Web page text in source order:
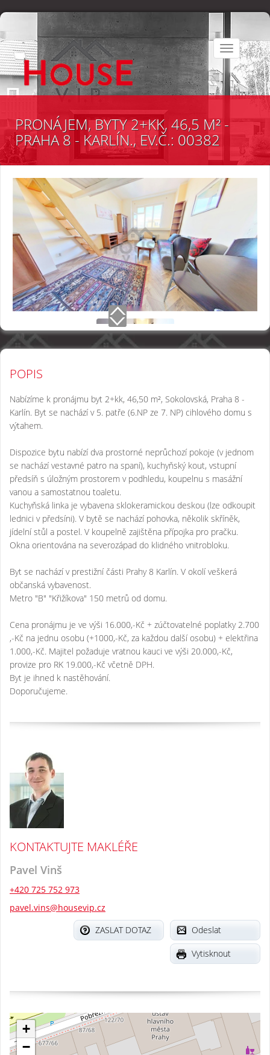
Toggle
navigation
PRONÁJEM, BYTY 2+KK, 46,5 M² -
PRAHA 8 - KARLÍN., EV.Č.: 00382
POPIS
Nabízíme k pronájmu byt 2+kk, 46,50 m², Sokolovská, Praha 8 -
Karlín. Byt se nachází v 5. patře (6.NP ze 7. NP) cihlového domu s
výtahem.
Dispozice bytu nabízí dva prostorné neprůchozí pokoje (v jednom
se nachází vestavné patro na spaní), kuchyňský kout, vstupní
předsíň s úložným prostorem v podhledu, koupelnu s masážní
vanou a samostatnou toaletu.
Kuchyňská linka je vybavena sklokeramickou deskou (lze odkoupit
lednici v předsíni). V bytě se nachází pohovka, několik skříněk,
jídelní stůl a postel. V koupelně zajištěna přípojka pro pračku.
Okna orientována na severozápad do klidného vnitrobloku.
Byt se nachází v prestižní části Prahy 8 Karlín. V okolí veškerá
občanská vybavenost.
Metro "B" "Křižíkova" 150 metrů od domu.
Cena pronájmu je ve výši 16.000,-Kč + zúčtovatelné poplatky 2.700
,-Kč na jednu osobu (+1000,-Kč, za každou další osobu) + elektřina
1.000,-Kč. Majitel požaduje vratnou kauci ve výši 20.000,-Kč,
provize pro RK 19.000,-Kč včetně DPH.
Byt je ihned k nastěhování.
Doporučujeme.
KONTAKTUJTE MAKLÉŘE
Pavel Vinš
+420 725 752 973
pavel.vins@housevip.cz
Odeslat
ZASLAT DOTAZ
Vytisknout
+
−